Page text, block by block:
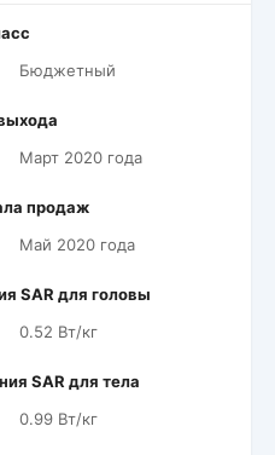
Бюджетный
Март 2020 года
продаж
Май 2020 года
SAR для головы
0.52 Вт/кг
SAR для тела
0.99 Вт/кг